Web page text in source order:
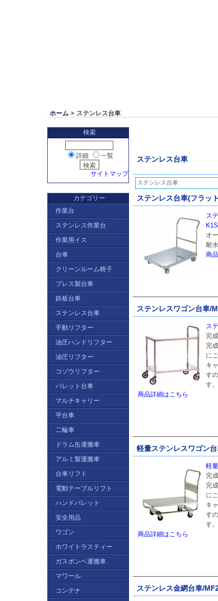
ホーム > ステンレス台車
ステンレス台車
ステンレス台車
ステンレス台車(フラッ
ス
オ
耐
商
ステンレスワゴン台車/
ス
完
完
に
キ
す
す。
商品詳細はこちら
軽量ステンレスワゴン
軽
完
完
に
キ
す
す。
商品詳細はこちら
ステンレス金網台車/
検索
詳細 一覧
サイトマップ
カテゴリー
作業台
ステンレス作業台
作業用イス
台車
クリーンルーム椅子
プレス製台車
鉄板台車
ステンレス台車
手動リフター
油圧ハンドリフター
油圧リフター
コゾウリフター
パレット台車
マルチキャリー
平台車
二輪車
ドラム缶運搬車
アルミ製運搬車
台車リフト
電動テーブルリフト
ハンドパレット
安全用品
ワゴン
ホワイトラスティー
ガスボンベ運搬車
マワール
コンテナ